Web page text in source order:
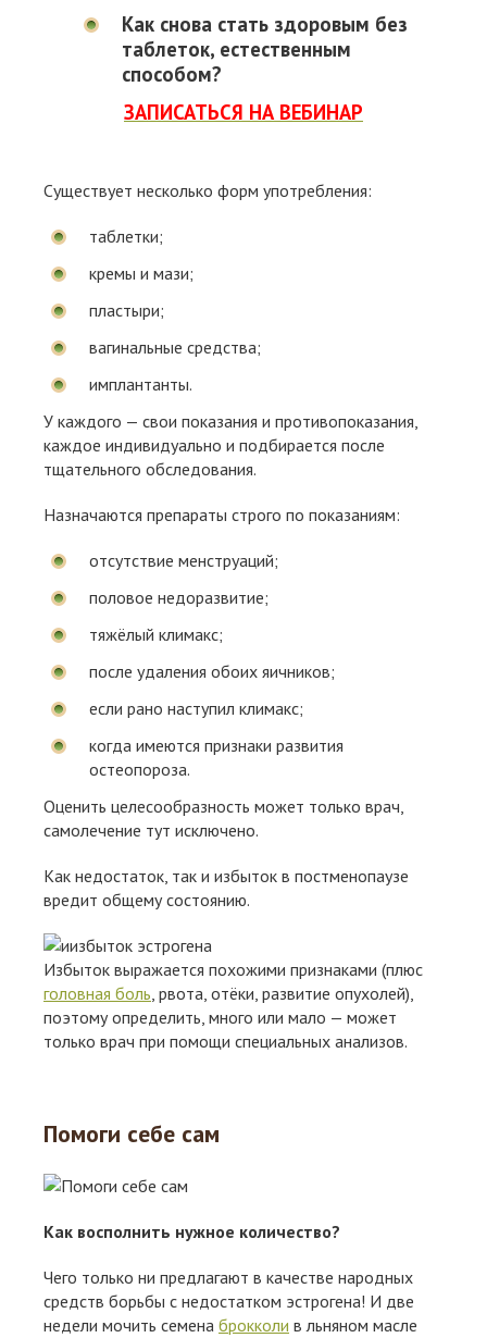
Как снова стать здоровым без
таблеток, естественным
способом?
ЗАПИСАТЬСЯ НА ВЕБИНАР
Существует несколько форм употребления:
таблетки;
кремы и мази;
пластыри;
вагинальные средства;
имплантанты.
У каждого — свои показания и противопоказания,
каждое индивидуально и подбирается после
тщательного обследования.
Назначаются препараты строго по показаниям:
отсутствие менструаций;
половое недоразвитие;
тяжёлый климакс;
после удаления обоих яичников;
если рано наступил климакс;
когда имеются признаки развития
остеопороза.
Оценить целесообразность может только врач,
самолечение тут исключено.
Как недостаток, так и избыток в постменопаузе
вредит общему состоянию.
Избыток выражается похожими признаками (плюс
головная боль , рвота, отёки, развитие опухолей),
поэтому определить, много или мало — может
только врач при помощи специальных анализов.
Помоги себе сам
Как восполнить нужное количество?
Чего только ни предлагают в качестве народных
средств борьбы с недостатком эстрогена! И две
недели мочить семена брокколи в льняном масле